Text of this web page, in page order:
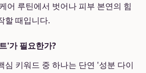
어 루틴에서 벗어나 피부 본연의 힘
할 때입니다.
'가 필요한가?
심 키워드 중 하나는 단연 '성분 다이